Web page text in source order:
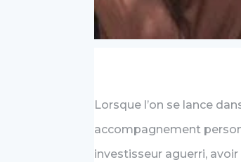
Lorsque l’on se lance
accompagnement
investisseur aguerri,